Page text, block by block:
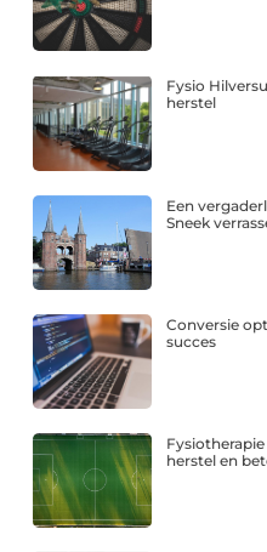
Fysio
herstel
Een
Sneek
Conversie
succes
herstel en